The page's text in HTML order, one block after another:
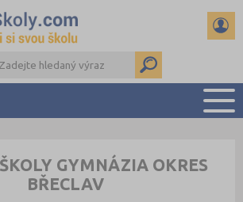
PŘÍPRAVA NA PŘIJÍMAČKY
DŮLEŽITÉ TERMÍNY
GYMNÁZIA OKRES
BŘECLAV